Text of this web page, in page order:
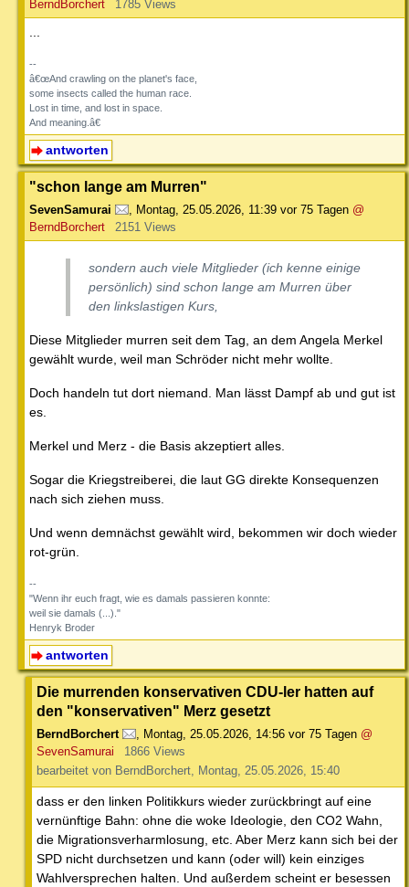
BerndBorchert 1785 Views
...
--
â€œAnd crawling on the planet's face,
some insects called the human race.
Lost in time, and lost in space.
And meaning.â€
antworten
"schon lange am Murren"
SevenSamurai , Montag, 25.05.2026, 11:39 vor 75 Tagen @
BerndBorchert
2151 Views
sondern auch viele Mitglieder (ich kenne einige
persönlich) sind schon lange am Murren über
den linkslastigen Kurs,
Diese Mitglieder murren seit dem Tag, an dem Angela Merkel
gewählt wurde, weil man Schröder nicht mehr wollte.
Doch handeln tut dort niemand. Man lässt Dampf ab und gut ist
es.
Merkel und Merz - die Basis akzeptiert alles.
Sogar die Kriegstreiberei, die laut GG direkte Konsequenzen
nach sich ziehen muss.
Und wenn demnächst gewählt wird, bekommen wir doch wieder
rot-grün.
--
"Wenn ihr euch fragt, wie es damals passieren konnte:
weil sie damals (...)."
Henryk Broder
antworten
Die murrenden konservativen CDU-ler hatten auf
den "konservativen" Merz gesetzt
BerndBorchert , Montag, 25.05.2026, 14:56 vor 75 Tagen @
SevenSamurai
1866 Views
bearbeitet von BerndBorchert, Montag, 25.05.2026, 15:40
dass er den linken Politikkurs wieder zurückbringt auf eine
vernünftige Bahn: ohne die woke Ideologie, den CO2 Wahn,
die Migrationsverharmlosung, etc. Aber Merz kann sich bei der
SPD nicht durchsetzen und kann (oder will) kein einziges
Wahlversprechen halten. Und außerdem scheint er besessen